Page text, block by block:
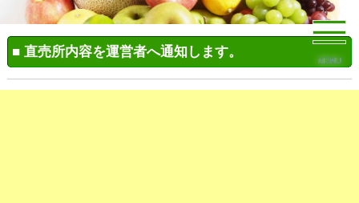
MENU
■ 直売所内容を運営者へ通知します。